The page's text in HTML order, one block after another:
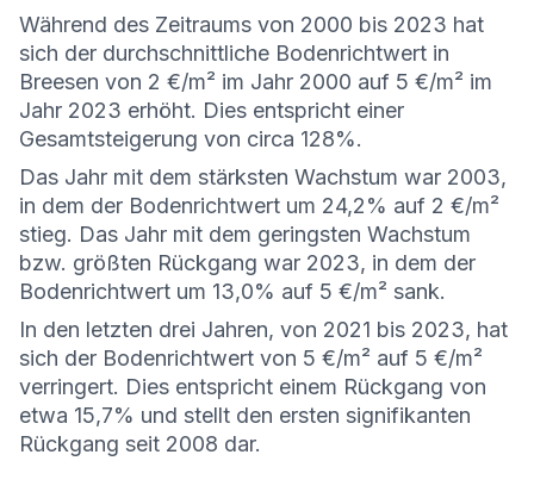
Während des Zeitraums von 2000 bis 2023 hat
sich der durchschnittliche Bodenrichtwert in
Breesen von 2 €/m² im Jahr 2000 auf 5 €/m² im
Jahr 2023 erhöht. Dies entspricht einer
Gesamtsteigerung von circa 128%.
Das Jahr mit dem stärksten Wachstum war 2003,
in dem der Bodenrichtwert um 24,2% auf 2 €/m²
stieg. Das Jahr mit dem geringsten Wachstum
bzw. größten Rückgang war 2023, in dem der
Bodenrichtwert um 13,0% auf 5 €/m² sank.
In den letzten drei Jahren, von 2021 bis 2023, hat
sich der Bodenrichtwert von 5 €/m² auf 5 €/m²
verringert. Dies entspricht einem Rückgang von
etwa 15,7% und stellt den ersten signifikanten
Rückgang seit 2008 dar.